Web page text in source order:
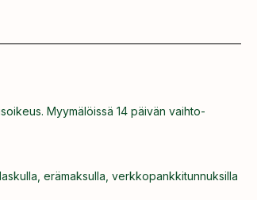
Myymälöissä 14 päivän vaihto-
erämaksulla, verkkopankkitunnuksilla